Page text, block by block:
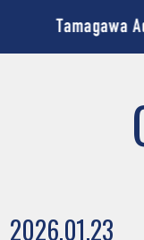
2026.01.23